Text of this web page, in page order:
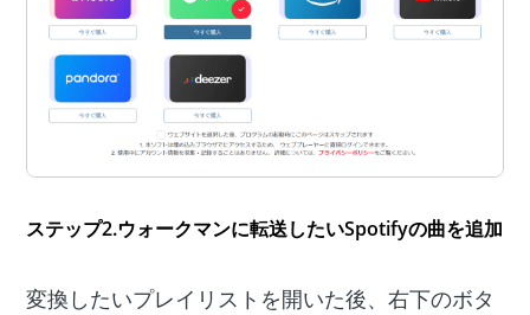
ステップ2.ウォークマンに転送したいSpotifyの曲を追加
変換したいプレイリストを開いた後、右下のボタ